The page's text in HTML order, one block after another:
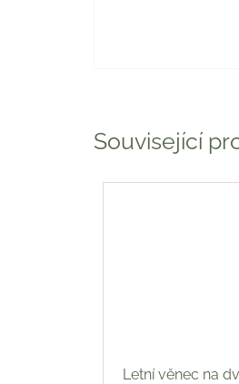
Související
Letní věnec na